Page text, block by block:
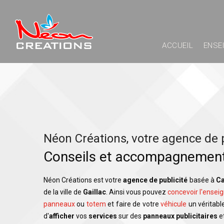
ACCUEIL
Néon Créations, votre agence
Conseils et
Néon Créations est votreagence de publicité basée à
de la ville de Gaillac . Ainsi vous pouvez concevoir
panneauxou totem et faire de votrevéhicule un
d'afficher vos services sur des panneaux publicitaires